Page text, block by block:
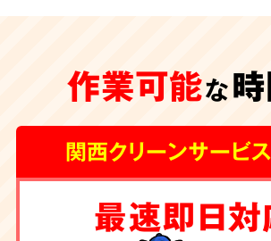
特殊清掃が遅れ、臭いや汚れが内
で及んでしまうと、その根源を取
装工事が必要な場合もございます
社に工務店を有する弊社では清掃
ムまで一手にお引き受けしており
作業可能な
関西クリーンサービス
最速即日対